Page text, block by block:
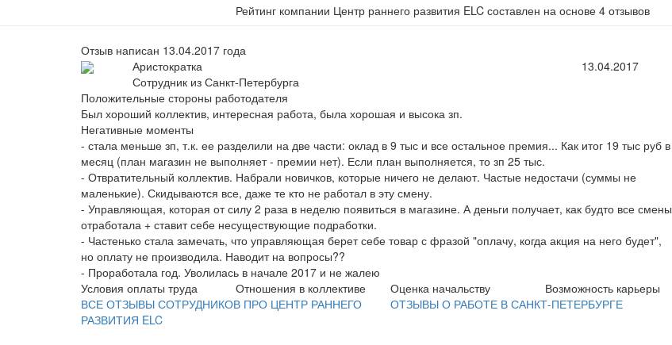
Рейтинг компании Центр раннего развития ELC составлен на основе 4 отзывов
Отзыв написан 13.04.2017 года
Аристократка
Сотрудник из Санкт-Петербурга
13.04.2017
Положительные стороны работодателя
Был хороший коллектив, интересная работа, была хорошая и высока зп.
Негативные моменты
- стала меньше зп, т.к. ее разделили на две части: оклад в 9 тыс и все остальное премия... Как итог 19 тыс руб в
месяц (план магазин не выполняет - премии нет). Если план выполняется, то зп 25 тыс.
- Отвратительный коллектив. Набрали новичков, которые ничего не делают. Частые недостачи (суммы не
маленькие). Скидываются все, даже те кто не работал в эту смену.
- Управляющая, которая от силу 2 раза в неделю появиться в магазине. А деньги получает, как будто все смены
отработала + ставит себе несуществующие подработки.
- Частенько стала замечать, что управляющая берет себе товар с фразой "оплачу, когда акция на него будет",
но оплату не производила. Наводит на вопросы??
- Проработала год. Уволилась в начале 2017 и не жалею
Условия оплаты труда
Отношения в коллективе Оценка начальству
Возможность карьеры
ВСЕ ОТЗЫВЫ СОТРУДНИКОВ ПРО ЦЕНТР РАННЕГО
РАЗВИТИЯ ELC
ОТЗЫВЫ О РАБОТЕ В САНКТ-ПЕТЕРБУРГЕ